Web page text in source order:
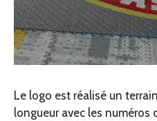
Le logo est réalisé un
longueur avec les numéros